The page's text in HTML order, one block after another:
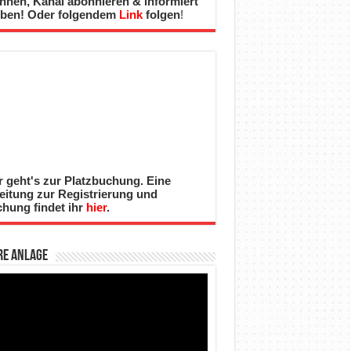
Oder folgendem Linkfolgen!
geht's zur Platzbuchung. Eine
zur Registrierung und
findet ihr hier.
Anlage